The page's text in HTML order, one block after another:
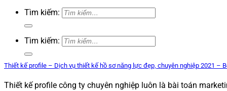
Tìm kiếm:
Tìm kiếm:
Thiết kế profile – Dịch vụ thiết kế hồ sơ năng lực đẹp, chuyên nghiệp 2021 –
Thiết kế profile công ty chuyên nghiệp luôn là bài toán